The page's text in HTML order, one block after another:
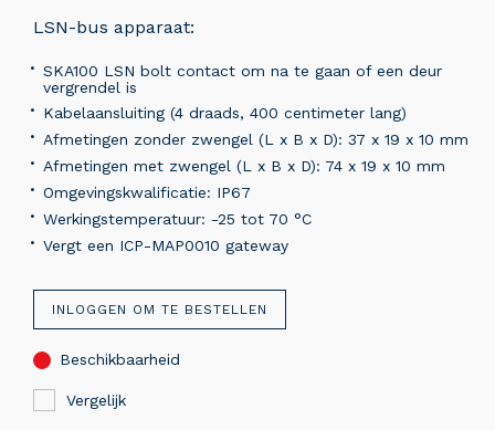
LSN-bus apparaat:
SKA100 LSN bolt contact om na te gaan of een deur
vergrendel is
Kabelaansluiting (4 draads, 400 centimeter lang)
Afmetingen zonder zwengel (L x B x D): 37 x 19 x 10 mm
Afmetingen met zwengel (L x B x D): 74 x 19 x 10 mm
Omgevingskwalificatie: IP67
Werkingstemperatuur: -25 tot 70 °C
Vergt een ICP-MAP0010 gateway
INLOGGEN OM TE BESTELLEN
Beschikbaarheid
Vergelijk